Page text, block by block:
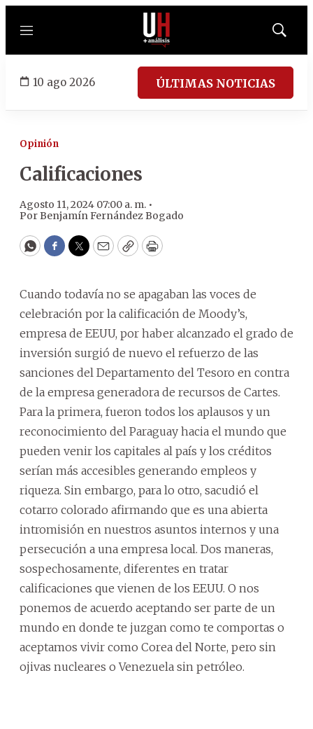
Menú
Mostrar
10 ago 2026 ÚLTIMAS NOTICIAS
Opinión
Calificaciones
Agosto 11, 2024 07:00 a. m. •
PorBenjamín Fernández Bogado
WhatsApp
Facebook
Twitter
EmailCopyPrint
Cuando todavía no se apagaban las voces de
celebración por la calificación de Moody’s,
empresa de EEUU, por haber alcanzado el grado de
inversión surgió de nuevo el refuerzo de las
sanciones del Departamento del Tesoro en contra
de la empresa generadora de recursos de Cartes.
Para la primera, fueron todos los aplausos y un
reconocimiento del Paraguay hacia el mundo que
pueden venir los capitales al país y los créditos
serían más accesibles generando empleos y
riqueza. Sin embargo, para lo otro, sacudió el
cotarro colorado afirmando que es una abierta
intromisión en nuestros asuntos internos y una
persecución a una empresa local. Dos maneras,
sospechosamente, diferentes en tratar
calificaciones que vienen de los EEUU. O nos
ponemos de acuerdo aceptando ser parte de un
mundo en donde te juzgan como te comportas o
aceptamos vivir como Corea del Norte, pero sin
ojivas nucleares o Venezuela sin petróleo.